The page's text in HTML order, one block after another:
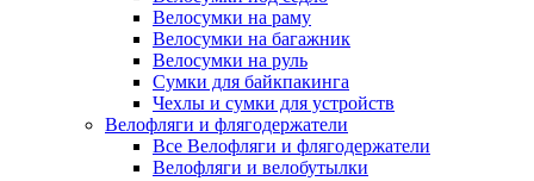
Велосумки на раму
Велосумки на багажник
Велосумки на руль
Сумки для байкпакинга
Чехлы и сумки для устройств
Велофляги и флягодержатели
Все Велофляги и флягодержатели
Велофляги и велобутылки